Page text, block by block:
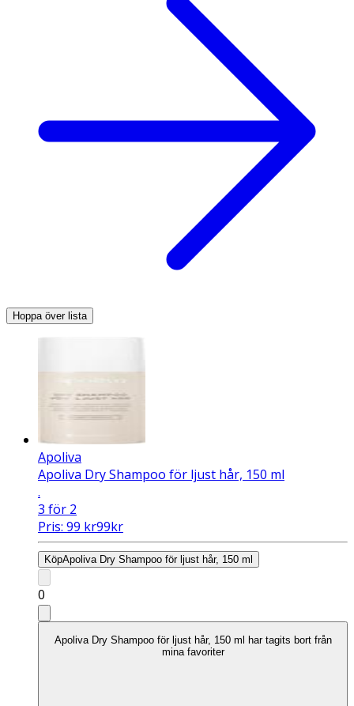
Hoppa över lista
Apoliva
Apoliva Dry Shampoo för ljust hår, 150 ml
.
3 för 2
Pris: 99 kr99kr
KöpApoliva Dry Shampoo för ljust hår, 150 ml
0
Apoliva Dry Shampoo för ljust hår, 150 ml har tagits bort från
mina favoriter